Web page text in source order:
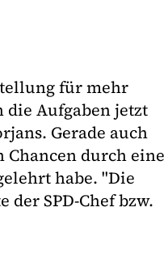
für mehr
Aufgaben jetzt
Gerade auch
durch eine
habe. "Die
SPD-Chef bzw.